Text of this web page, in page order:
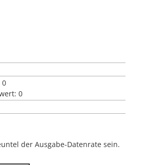
0
0
der Ausgabe-Datenrate sein.